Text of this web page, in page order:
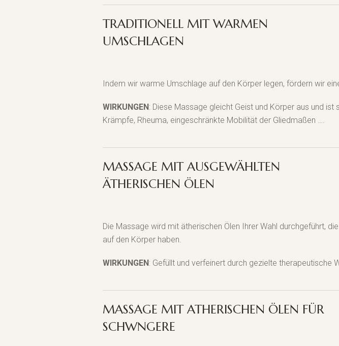
TRADITIONELL MIT WARMEN
UMSCHLAGEN
Indem wir warme Umschlage auf den Körper legen, fördern wir
WIRKUNGEN: Diese Massage gleicht Geist und Körper aus und
Krämpfe, Rheuma, eingeschränkte Mobilität der Gliedmaßen ….
MASSAGE MIT AUSGEWÄHLTEN
ÄTHERISCHEN ÖLEN
Die Massage wird mit ätherischen Ölen Ihrer Wahl durchgeführt,
auf den Körper haben.
WIRKUNGEN: Gefüllt und verfeinert durch gezielte therapeutische
MASSAGE MIT ATHERISCHEN ÖLEN FÜR
SCHWNGERE